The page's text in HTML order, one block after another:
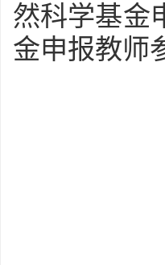
然科学基金
金申报教师